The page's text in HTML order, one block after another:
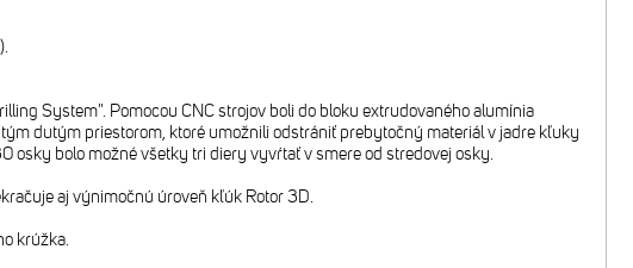
System". Pomocou CNC strojov boli do bloku extrudovaného alumínia
dutým priestorom, ktoré umožnili odstrániť prebytočný materiál v jadre kľuky
osky bolo možné všetky tri diery vyvŕtať v smere od stredovej osky.
aj výnimočnú úroveň kľúk Rotor 3D.
krúžka.